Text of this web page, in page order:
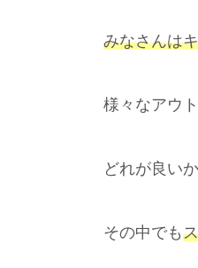
みなさんは
様々なアウ
どれが良い
その中でも